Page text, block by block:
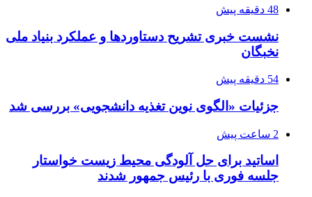
48 دقیقه پیش
نشست خبری تشریح دستاوردها و عملکرد بنیاد ملی
نخبگان
54 دقیقه پیش
جزئیات «الگوی نوین تغذیه دانشجویی» بررسی شد
2 ساعت پیش
اساتید برای حل آلودگی محیط زیست خواستار
جلسه فوری با رئیس جمهور شدند